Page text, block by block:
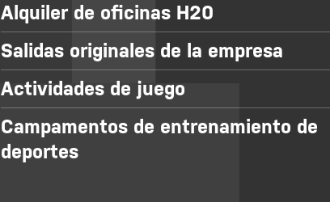
Alquiler de oficinas H20
Salidas originales de la empresa
Actividades de juego
Campamentos de entrenamiento de
deportes